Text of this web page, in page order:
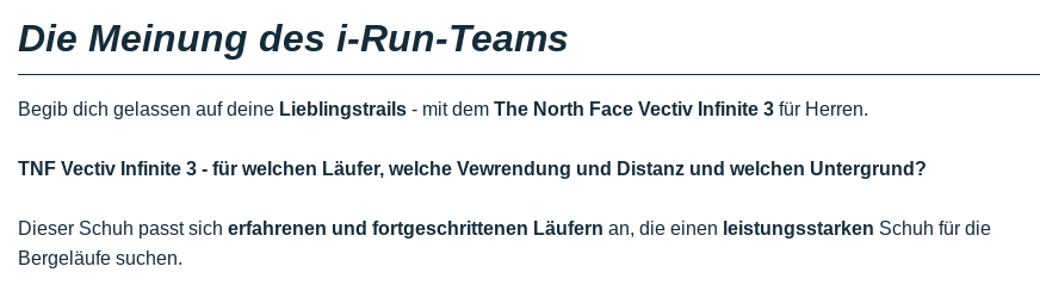
Die Meinung des i-Run-Teams
Begib dich gelassen auf deine Lieblingstrails - mit dem The North Face Vectiv Infinite 3 für Herren.
TNF Vectiv Infinite 3 - für welchen Läufer, welche Vewrendung und Distanz und welchen Untergrund?
Dieser Schuh passt sich erfahrenen und fortgeschrittenen Läufern an, die einen leistungsstarken Schuh für die
Bergeläufe suchen.